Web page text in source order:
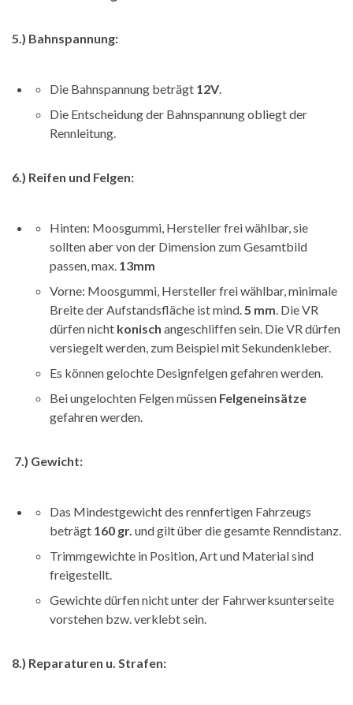
5.) Bahnspannung:
Die Bahnspannung beträgt 12V.
Die Entscheidung der Bahnspannung obliegt der
Rennleitung.
6.) Reifen und Felgen:
Hinten: Moosgummi, Hersteller frei wählbar, sie
sollten aber von der Dimension zum Gesamtbild
passen, max. 13mm
Vorne: Moosgummi, Hersteller frei wählbar, minimale
Breite der Aufstandsfläche ist mind.5 mm. Die VR
dürfen nicht konisch angeschliffen sein. Die VR dürfen
versiegelt werden, zum Beispiel mit Sekundenkleber.
Es können gelochte Designfelgen gefahren werden.
Bei ungelochten Felgen müssen Felgeneinsätze
gefahren werden.
7.) Gewicht:
Das Mindestgewicht des rennfertigen Fahrzeugs
beträgt 160 gr. und gilt über die gesamte Renndistanz.
Trimmgewichte in Position, Art und Material sind
freigestellt.
Gewichte dürfen nicht unter der Fahrwerksunterseite
vorstehen bzw. verklebt sein.
8.) Reparaturen u. Strafen: